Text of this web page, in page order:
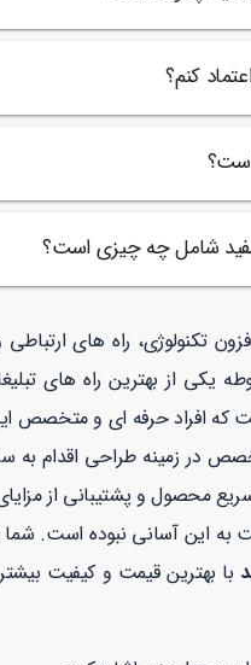
کنم؟
سفید شامل چه چیزی است؟
تکنولوژی، راه های
یکی از بهترین راه های
افراد حرفه ای و متخصص
در زمینه طراحی اقدام به
محصول و پشتیبانی از
به این آسانی نبوده است. شما
با بهترین قیمت و کیفیت بیشتر از 1 دقیقه زمان نمی برد. همچنین شما می توانید در طرح با ما با خیالی راحت